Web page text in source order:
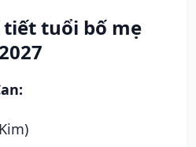
tiết tuổi bố mẹ